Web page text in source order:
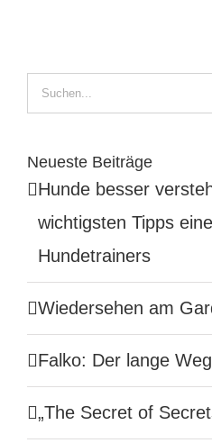
Suche
Neueste Beiträge
Hunde besser
wichtigsten Tipps
Hundetrainers
Wiedersehen am
Falko: Der lange
„The Secret of